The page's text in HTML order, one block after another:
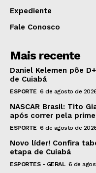
Expediente
Fale Conosco
Mais recente
Daniel Kelemen põe
de Cuiabá
ESPORTE 6 de agosto de
NASCAR Brasil: Tito
após correr pela
ESPORTE 6 de agosto de
Novo líder! Confira
etapa de Cuiabá
ESPORTES - GERAL 6 de